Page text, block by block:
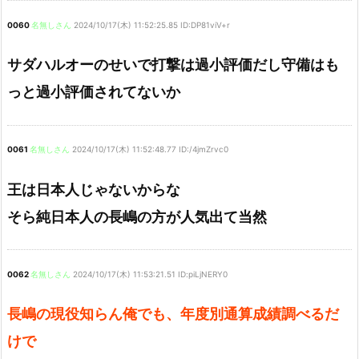
0060名無しさん 2024/10/17(木) 11:52:25.85 ID:DP81viV+r
サダハルオーのせいで打撃は過小評価だし守備はも
っと過小評価されてないか
0061 名無しさん 2024/10/17(木) 11:52:48.77 ID:/4jmZrvc0
王は日本人じゃないからな
そら純日本人の長嶋の方が人気出て当然
0062名無しさん 2024/10/17(木) 11:53:21.51 ID:piLjNERY0
長嶋の現役知らん俺でも、年度別通算成績調べるだ
けで